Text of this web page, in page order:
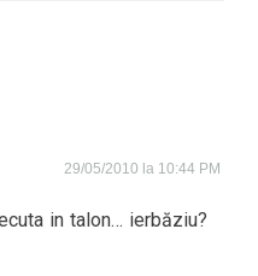
29/05/2010 la 10:44 PM
in talon… ierbăziu?